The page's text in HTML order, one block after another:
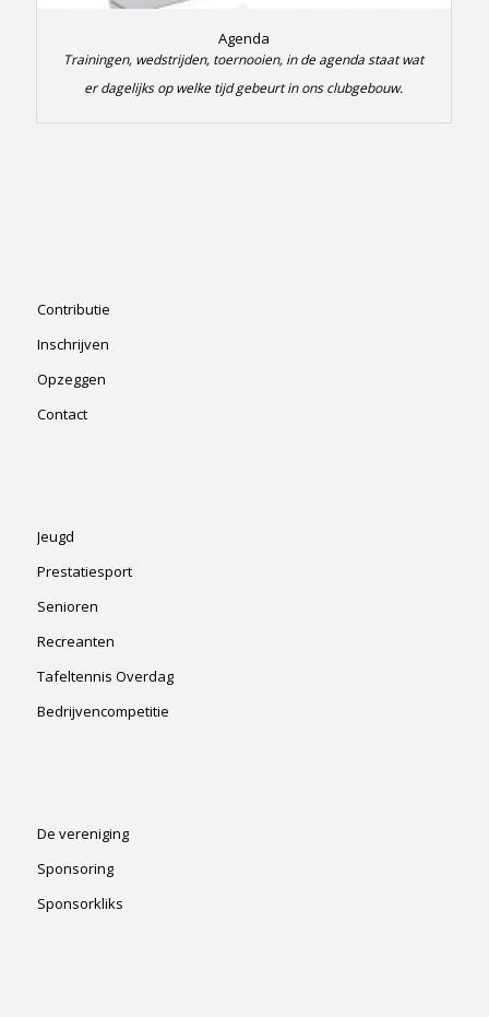
Agenda
Trainingen, wedstrijden, toernooien, in de agenda staat wat
er dagelijks op welke tijd gebeurt in ons clubgebouw.
Contributie
Inschrijven
Opzeggen
Contact
Jeugd
Prestatiesport
Senioren
Recreanten
Tafeltennis Overdag
Bedrijvencompetitie
De vereniging
Sponsoring
Sponsorkliks